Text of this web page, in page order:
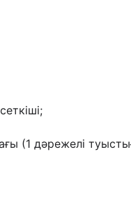
(1 дəрежелі